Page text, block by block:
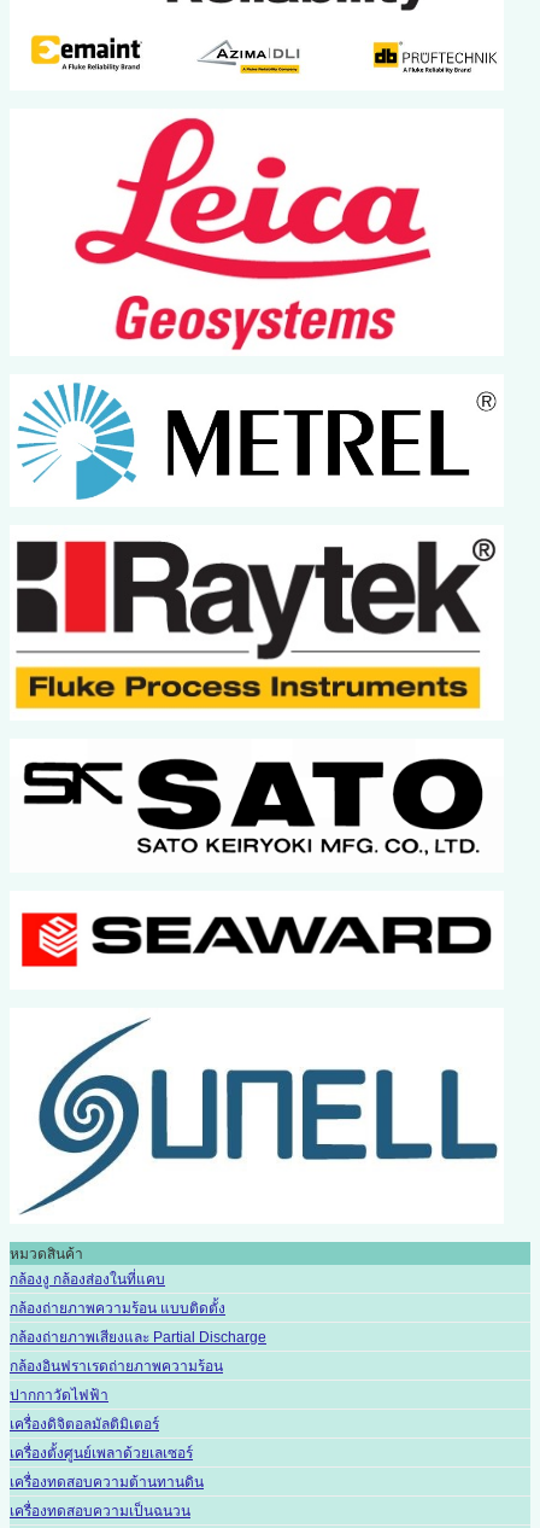
หมวดสินค้า
กล้องงู กล้องส่องในที่แคบ
กล้องถ่ายภาพความร้อน แบบติดตั้ง
กล้องถ่ายภาพเสียงและ Partial Discharge
กล้องอินฟราเรดถ่ายภาพความร้อน
ปากกาวัดไฟฟ้า
เครื่องดิจิตอลมัลติมิเตอร์
เครื่องตั้งศูนย์เพลาด้วยเลเซอร์
เครื่องทดสอบความต้านทานดิน
เครื่องทดสอบความเป็นฉนวน